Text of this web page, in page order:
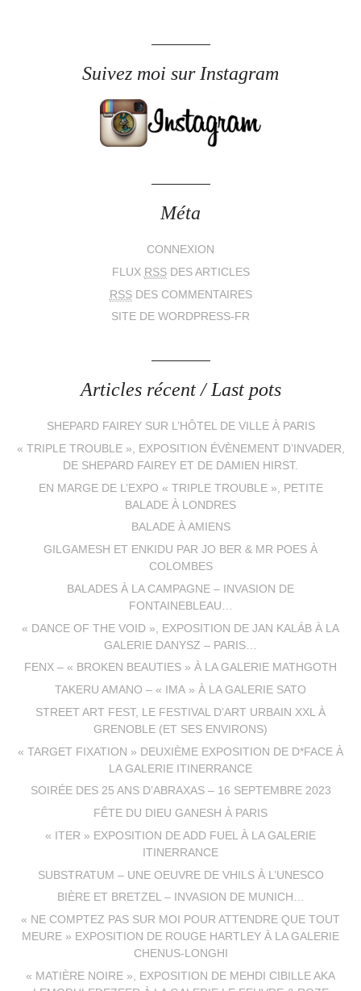
Suivez moi sur Instagram
Méta
CONNEXION
FLUX RSSDES ARTICLES
RSSDES COMMENTAIRES
SITE DE WORDPRESS-FR
Articles récent / Last pots
SHEPARD FAIREY SUR L’HÔTEL DE VILLE À PARIS
« TRIPLE TROUBLE », EXPOSITION ÉVÈNEMENT D’INVADER,
DE SHEPARD FAIREY ET DE DAMIEN HIRST.
EN MARGE DE L’EXPO « TRIPLE TROUBLE », PETITE
BALADE À LONDRES
BALADE À AMIENS
GILGAMESH ET ENKIDU PAR JO BER & MR POES À
COLOMBES
BALADES À LA CAMPAGNE – INVASION DE
FONTAINEBLEAU…
« DANCE OF THE VOID », EXPOSITION DE JAN KALÁB À LA
GALERIE DANYSZ – PARIS…
FENX – « BROKEN BEAUTIES » À LA GALERIE MATHGOTH
TAKERU AMANO – « IMA » À LA GALERIE SATO
STREET ART FEST, LE FESTIVAL D’ART URBAIN XXL À
GRENOBLE (ET SES ENVIRONS)
« TARGET FIXATION » DEUXIÈME EXPOSITION DE D*FACE À
LA GALERIE ITINERRANCE
SOIRÉE DES 25 ANS D’ABRAXAS – 16 SEPTEMBRE 2023
FÊTE DU DIEU GANESH À PARIS
« ITER » EXPOSITION DE ADD FUEL À LA GALERIE
ITINERRANCE
SUBSTRATUM – UNE OEUVRE DE VHILS À L’UNESCO
BIÈRE ET BRETZEL – INVASION DE MUNICH…
« NE COMPTEZ PAS SUR MOI POUR ATTENDRE QUE TOUT
MEURE » EXPOSITION DE ROUGE HARTLEY À LA GALERIE
CHENUS-LONGHI
« MATIÈRE NOIRE », EXPOSITION DE MEHDI CIBILLE AKA